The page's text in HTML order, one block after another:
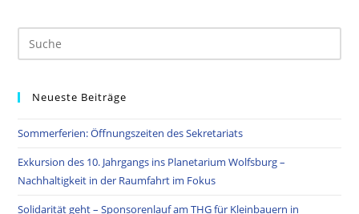
Neueste Beiträge
Sommerferien: Öffnungszeiten des Sekretariats
Exkursion des 10. Jahrgangs ins Planetarium Wolfsburg –
Nachhaltigkeit in der Raumfahrt im Fokus
Solidarität geht – Sponsorenlauf am THG für Kleinbauern in